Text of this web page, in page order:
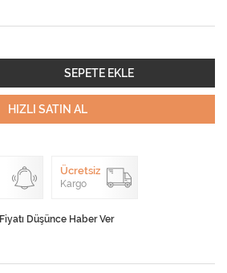
SEPETE EKLE
HIZLI SATIN AL
Ücretsiz
Kargo
Fiyatı Düşünce Haber Ver